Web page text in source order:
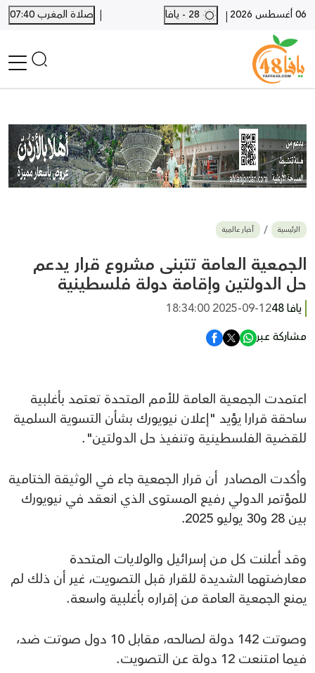
06 أغسطس 2026 |
| صلاة المغرب 07:40
أخبار محلية
أخبار يافا
SHORTS
أخبار اللد والرملة
بيع وشراء
أخبار القدس
وفيات
المزيد
ارسل خبر
الرئيسية أخبار عالمية
الجمعية العامة تتبنى مشروع قرار يدعم
حل الدولتين وإقامة دولة فلسطينية
يافا 48
2025-09-12 18:34:00
مشاركة عبر
اعتمدت الجمعية العامة للأمم المتحدة تعتمد بأغلبية
ساحقة قرارا يؤيد "إعلان نيويورك بشأن التسوية السلمية
للقضية الفلسطينية وتنفيذ حل الدولتين".
وأكدت المصادر أن قرار الجمعية جاء في الوثيقة الختامية
للمؤتمر الدولي رفيع المستوى الذي انعقد في نيويورك
بين 28 و30 يوليو 2025.
وقد أعلنت كل من إسرائيل والولايات المتحدة
معارضتهما الشديدة للقرار قبل التصويت، غير أن ذلك لم
يمنع الجمعية العامة من إقراره بأغلبية واسعة.
وصوتت 142 دولة لصالحه، مقابل 10 دول صوتت ضد،
فيما امتنعت 12 دولة عن التصويت.